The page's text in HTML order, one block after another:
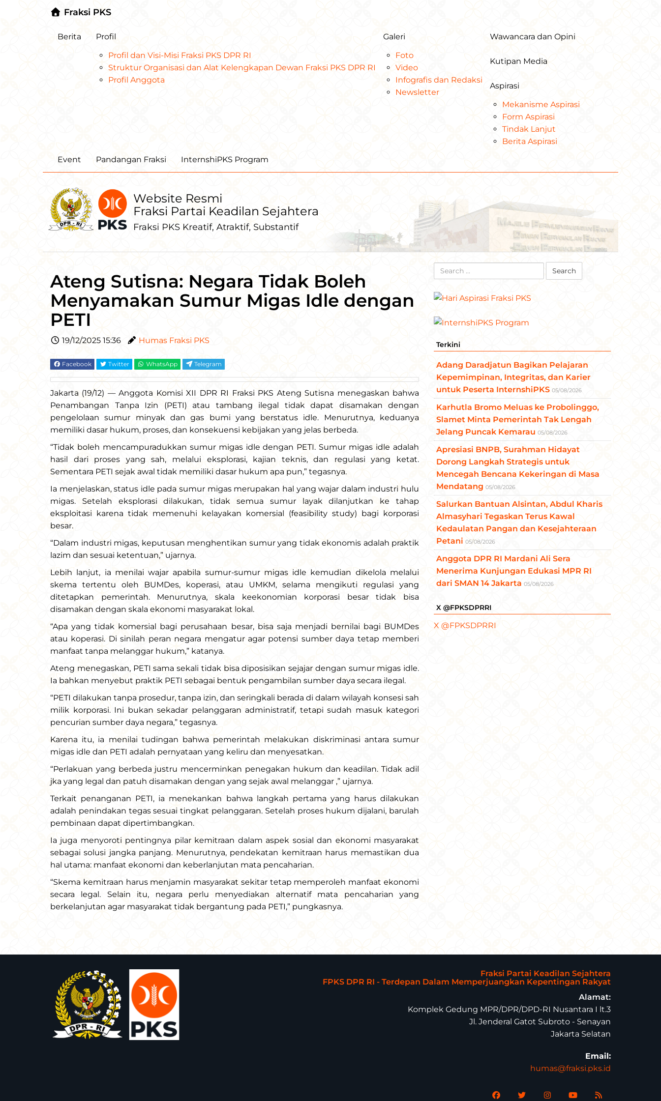
Fraksi PKS
Berita
Profil
Profil dan Visi-Misi Fraksi PKS DPR RI
Struktur Organisasi dan Alat Kelengkapan Dewan Fraksi PKS DPR RI
Profil Anggota
Galeri
Foto
Video
Infografis dan Redaksi
Newsletter
Wawancara dan Opini
Kutipan Media
Aspirasi
Mekanisme Aspirasi
Form Aspirasi
Tindak Lanjut
Berita Aspirasi
Event
Pandangan Fraksi InternshiPKS Program
Website Resmi
Fraksi Partai Keadilan Sejahtera
Fraksi PKS Kreatif, Atraktif, Substantif
Ateng Sutisna: Negara Tidak Boleh
Menyamakan Sumur Migas Idle dengan
PETI
19/12/2025 15:36 Humas Fraksi PKS
Facebook Twitter WhatsApp Telegram
Jakarta (19/12) — Anggota Komisi XII DPR RI Fraksi PKS Ateng Sutisna menegaskan bahwa
Penambangan Tanpa Izin (PETI) atau tambang ilegal tidak dapat disamakan dengan
pengelolaan sumur minyak dan gas bumi yang berstatus idle. Menurutnya, keduanya
memiliki dasar hukum, proses, dan konsekuensi kebijakan yang jelas berbeda.
“Tidak boleh mencampuradukkan sumur migas idle dengan PETI. Sumur migas idle adalah
hasil dari proses yang sah, melalui eksplorasi, kajian teknis, dan regulasi yang ketat.
Sementara PETI sejak awal tidak memiliki dasar hukum apa pun,” tegasnya.
Ia menjelaskan, status idle pada sumur migas merupakan hal yang wajar dalam industri hulu
migas. Setelah eksplorasi dilakukan, tidak semua sumur layak dilanjutkan ke tahap
eksploitasi karena tidak memenuhi kelayakan komersial (feasibility study) bagi korporasi
besar.
“Dalam industri migas, keputusan menghentikan sumur yang tidak ekonomis adalah praktik
lazim dan sesuai ketentuan,” ujarnya.
Lebih lanjut, ia menilai wajar apabila sumur-sumur migas idle kemudian dikelola melalui
skema tertentu oleh BUMDes, koperasi, atau UMKM, selama mengikuti regulasi yang
ditetapkan pemerintah. Menurutnya, skala keekonomian korporasi besar tidak bisa
disamakan dengan skala ekonomi masyarakat lokal.
“Apa yang tidak komersial bagi perusahaan besar, bisa saja menjadi bernilai bagi BUMDes
atau koperasi. Di sinilah peran negara mengatur agar potensi sumber daya tetap memberi
manfaat tanpa melanggar hukum,” katanya.
Ateng menegaskan, PETI sama sekali tidak bisa diposisikan sejajar dengan sumur migas idle.
Ia bahkan menyebut praktik PETI sebagai bentuk pengambilan sumber daya secara ilegal.
“PETI dilakukan tanpa prosedur, tanpa izin, dan seringkali berada di dalam wilayah konsesi sah
milik korporasi. Ini bukan sekadar pelanggaran administratif, tetapi sudah masuk kategori
pencurian sumber daya negara,” tegasnya.
Karena itu, ia menilai tudingan bahwa pemerintah melakukan diskriminasi antara sumur
migas idle dan PETI adalah pernyataan yang keliru dan menyesatkan.
“Perlakuan yang berbeda justru mencerminkan penegakan hukum dan keadilan. Tidak adil
jka yang legal dan patuh disamakan dengan yang sejak awal melanggar ,” ujarnya.
Terkait penanganan PETI, ia menekankan bahwa langkah pertama yang harus dilakukan
adalah penindakan tegas sesuai tingkat pelanggaran. Setelah proses hukum dijalani, barulah
pembinaan dapat dipertimbangkan.
Ia juga menyoroti pentingnya pilar kemitraan dalam aspek sosial dan ekonomi masyarakat
sebagai solusi jangka panjang. Menurutnya, pendekatan kemitraan harus memastikan dua
hal utama: manfaat ekonomi dan keberlanjutan mata pencaharian.
“Skema kemitraan harus menjamin masyarakat sekitar tetap memperoleh manfaat ekonomi
secara legal. Selain itu, negara perlu menyediakan alternatif mata pencaharian yang
berkelanjutan agar masyarakat tidak bergantung pada PETI,” pungkasnya.
Search
for:
Terkini
Adang Daradjatun Bagikan Pelajaran
Kepemimpinan, Integritas, dan Karier
untuk Peserta InternshiPKS 05/08/2026
Karhutla Bromo Meluas ke Probolinggo,
Slamet Minta Pemerintah Tak Lengah
Jelang Puncak Kemarau 05/08/2026
Apresiasi BNPB, Surahman Hidayat
Dorong Langkah Strategis untuk
Mencegah Bencana Kekeringan di Masa
Mendatang 05/08/2026
Salurkan Bantuan Alsintan, Abdul Kharis
Almasyhari Tegaskan Terus Kawal
Kedaulatan Pangan dan Kesejahteraan
Petani 05/08/2026
Anggota DPR RI Mardani Ali Sera
Menerima Kunjungan Edukasi MPR RI
dari SMAN 14 Jakarta 05/08/2026
X @FPKSDPRRI
X @FPKSDPRRI
Fraksi Partai Keadilan Sejahtera
FPKS DPR RI - Terdepan Dalam Memperjuangkan Kepentingan Rakyat
Alamat:
Komplek Gedung MPR/DPR/DPD-RI Nusantara I lt.3
Jl. Jenderal Gatot Subroto - Senayan
Jakarta Selatan
Email:
humas@fraksi.pks.id